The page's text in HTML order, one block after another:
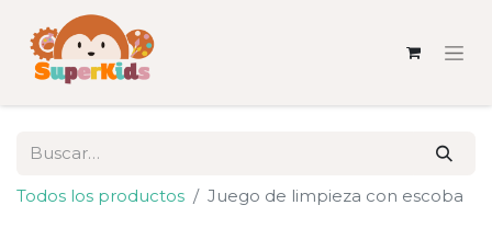
Todos los productos Juego de limpieza con escoba